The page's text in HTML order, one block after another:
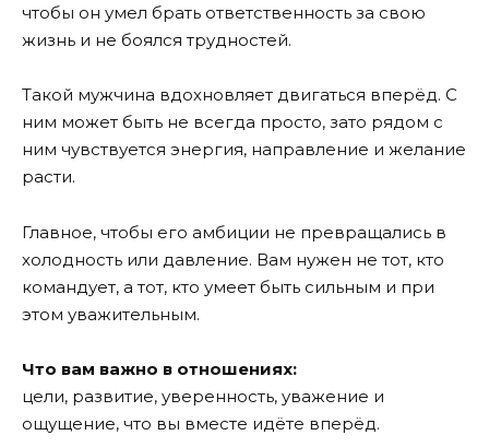
чтобы он умел брать ответственность за свою
жизнь и не боялся трудностей.
Такой мужчина вдохновляет двигаться вперёд. С
ним может быть не всегда просто, зато рядом с
ним чувствуется энергия, направление и желание
расти.
Главное, чтобы его амбиции не превращались в
холодность или давление. Вам нужен не тот, кто
командует, а тот, кто умеет быть сильным и при
этом уважительным.
Что вам важно в отношениях:
цели, развитие, уверенность, уважение и
ощущение, что вы вместе идёте вперёд.